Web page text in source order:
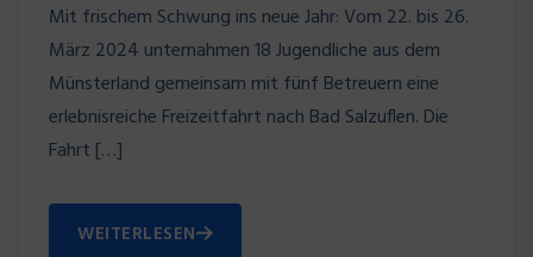
Mit frischem Schwung ins neue Jahr: Vom 22. bis 26.
März 2024 unternahmen 18 Jugendliche aus dem
Münsterland gemeinsam mit fünf Betreuern eine
erlebnisreiche Freizeitfahrt nach Bad Salzuflen. Die
Fahrt […]
WEITERLESEN